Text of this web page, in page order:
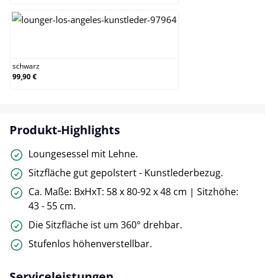
schwarz
99,90 €
Produkt-Highlights
Loungesessel mit Lehne.
Sitzfläche gut gepolstert - Kunstlederbezug.
Ca. Maße: BxHxT: 58 x 80-92 x 48 cm | Sitzhöhe:
43 - 55 cm.
Die Sitzfläche ist um 360° drehbar.
Stufenlos höhenverstellbar.